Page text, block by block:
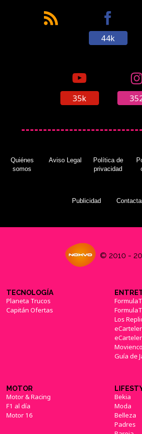
'Uncharted: The Nathan Drake
4 en oferta en este Black Friday?
Tercera oferta de las 12 Ofertas
PlayStation Store
'Uncharted 2' sigue siendo uno de
'Uncharted: The Nathan Drake
muestra en un nuevo tráiler y fecha
44k
35k
Quiénes
somos
Aviso Legal
Política de
privacidad
Publicidad
© 2010 -
TECNOLOGÍA
Planeta Trucos
Capitán Ofertas
Los
Guía de
MOTOR
Motor & Racing
F1 al día
Motor 16
Bekia
Moda
Belleza
Padres